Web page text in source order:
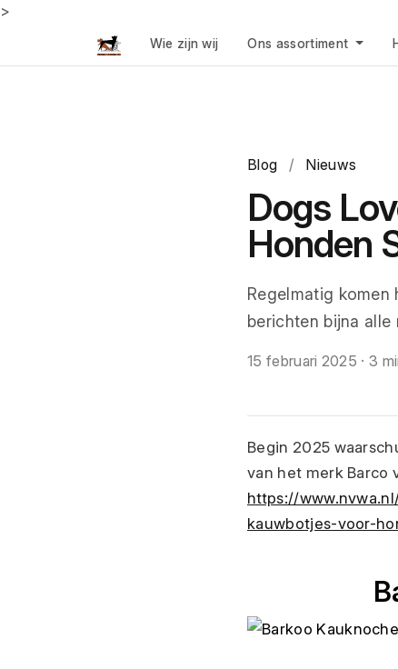
>
Wie zijn wij Ons assortiment
Blog / Nieuws
Dogs
Honden
Regelmatig
berichten bijna alle
15 februari 2025 ·3
Begin 2025
van het merk Barco
https://
kauwbotjes-voor-